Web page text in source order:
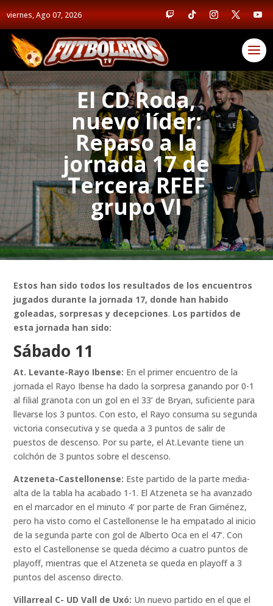
viernes, Ago 07, 2026
El CD Roda,
nuevo líder:
Repaso a la
jornada 17 de
Tercera RFEF
grupo VI
Estos han sido todos los resultados de los encuentros
jugados durante la jornada 17, donde han habido
goleadas, sorpresas y decepciones. Los partidos de
esta jornada han sido:
Sábado 11
At. Levante-Rayo Ibense: En el primer encuentro de la
jornada el Rayo Ibense ha dado la sorpresa ganando por 0-1
al filial granota con un gol en el 33’ de Bryan, suficiente para
llevarse los 3 puntos. Con esto, el Rayo consuma su segunda
victoria consecutiva y se queda a 3 puntos de salir de
puestos de descenso. Por su parte, el At.Levante tiene un
colchón de 3 puntos sobre el descenso.
Atzeneta-Castellonense: Este partido de la parte media-
alta de la tabla ha acabado 1-1. El Atzeneta se ha avanzado
en el marcador en el minuto 4’ por parte de Fran Giménez,
pero ha visto como el Castellonense le ha empatado al inicio
de la segunda parte con gol de Alberto Oca en el 47’. Con
esto el Castellonense se queda décimo a cuatro puntos de
playoff, mientras que el Atzeneta se queda en playoff a 3
puntos del ascenso directo.
Villarreal C- UD Vall de Uxó: Un nuevo partido en el que el